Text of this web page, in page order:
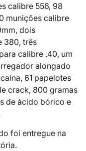
calibre 556, 98
munições calibre
dois
380, três
calibre .40, um
alongado
61 papelotes
crack, 800 gramas
de ácido bórico e
foi entregue na